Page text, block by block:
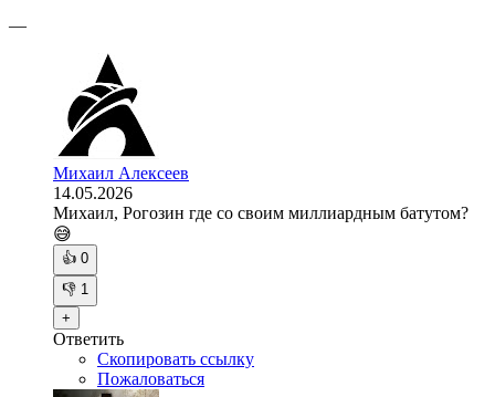
—
Михаил Алексеев
14.05.2026
Михаил, Рогозин где со своим миллиардным батутом?
😅
👍 0
👎 1
+
Ответить
Скопировать ссылку
Пожаловаться